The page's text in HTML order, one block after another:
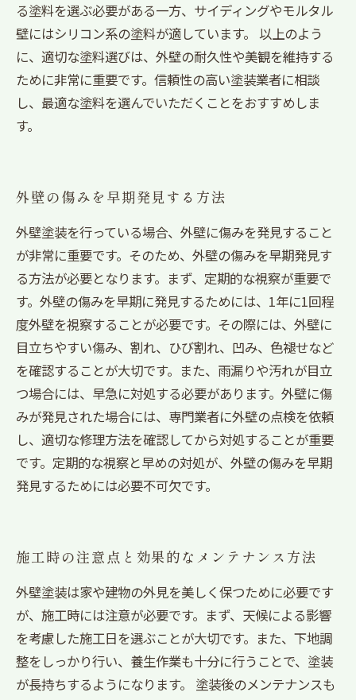
る塗料を選ぶ必要がある一方、サイディングやモルタル
壁にはシリコン系の塗料が適しています。 以上のよう
に、適切な塗料選びは、外壁の耐久性や美観を維持する
ために非常に重要です。信頼性の高い塗装業者に相談
し、最適な塗料を選んでいただくことをおすすめしま
す。
外壁の傷みを早期発見する方法
外壁塗装を行っている場合、外壁に傷みを発見すること
が非常に重要です。そのため、外壁の傷みを早期発見す
る方法が必要となります。まず、定期的な視察が重要で
す。外壁の傷みを早期に発見するためには、1年に1回程
度外壁を視察することが必要です。その際には、外壁に
目立ちやすい傷み、割れ、ひび割れ、凹み、色褪せなど
を確認することが大切です。また、雨漏りや汚れが目立
つ場合には、早急に対処する必要があります。外壁に傷
みが発見された場合には、専門業者に外壁の点検を依頼
し、適切な修理方法を確認してから対処することが重要
です。定期的な視察と早めの対処が、外壁の傷みを早期
発見するためには必要不可欠です。
施工時の注意点と効果的なメンテナンス方法
外壁塗装は家や建物の外見を美しく保つために必要です
が、施工時には注意が必要です。まず、天候による影響
を考慮した施工日を選ぶことが大切です。また、下地調
整をしっかり行い、養生作業も十分に行うことで、塗装
が長持ちするようになります。 塗装後のメンテナンスも